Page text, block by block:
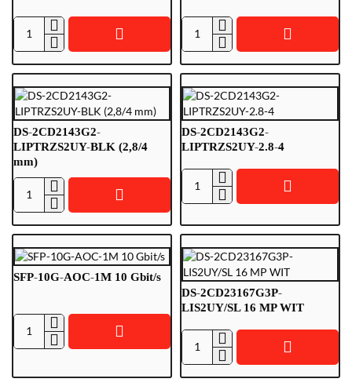
SFP-
AOC-
5M
10
Gbit/s
SFP-
AOC-
3M
10
Gbit/s
DS-2CD2143G2-
LIPTRZS2UY-BLK (2,8/4
mm)
DS-
LIPTRZS2UY-
BLK
(2,8/4
DS-2CD2143G2-
LIPTRZS2UY-2.8-4
DS-
LIPTRZS2UY-
2.8-
4
SFP-10G-AOC-1M 10 Gbit/s
SFP-
AOC-
DS-2CD23167G3P-
LIS2UY/SL 16 MP WIT
DS-